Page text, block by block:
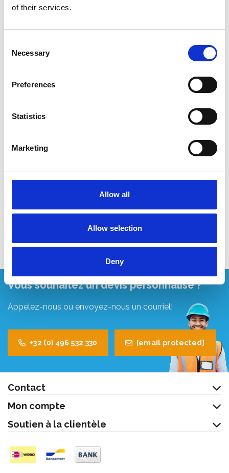
of their services.
Selection
Necessary
Preferences
Statistics
Marketing
Allow all
Allow selection
Deny
Afficher le produit
AGS Pro double 75 x 250
x 7,2 m hauteur travail
HT
Afficher le produit
Vous souhaitez un devis personnalisé ?
Appelez-nous ou envoyez-nous un courriel!
+32 (0) 496 532 330 [email protected]
Contact
Mon compte
Soutien à la clientèle